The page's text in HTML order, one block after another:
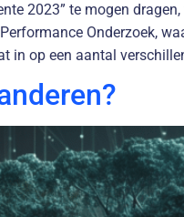
2023” te mogen
Onderzoek,
in op een aantal